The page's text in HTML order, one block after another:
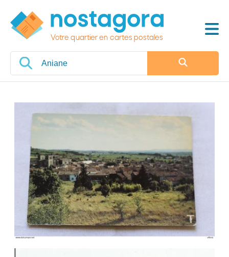
Votre quartier en cartes postales